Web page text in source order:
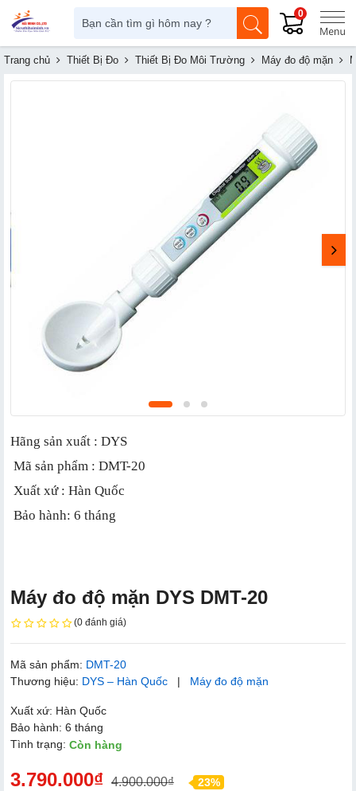
0
Trang chủ Thiết Bị Đo Thiết Bị Đo Môi Trường Máy đo độ mặn
Hãng sản xuất : DYS
Mã sản phẩm : DMT-20
Xuất xứ : Hàn Quốc
Bảo hành: 6 tháng
Máy đo độ mặn DYS DMT-20
(0 đánh giá)
Mã sản phẩm: DMT-20
Thương hiệu: DYS – Hàn Quốc | Máy đo độ mặn
Xuất xứ: Hàn Quốc
Bảo hành: 6 tháng
Tình trạng: Còn hàng
3.790.000₫ 4.900.000₫ 23%